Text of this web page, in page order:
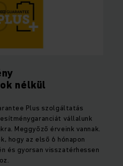
nélkül
Plus szolgáltatás
vállalunk
Meggyőző érveink vannak.
hogy az első 6 hónapon
és gyorsan visszatérhessen